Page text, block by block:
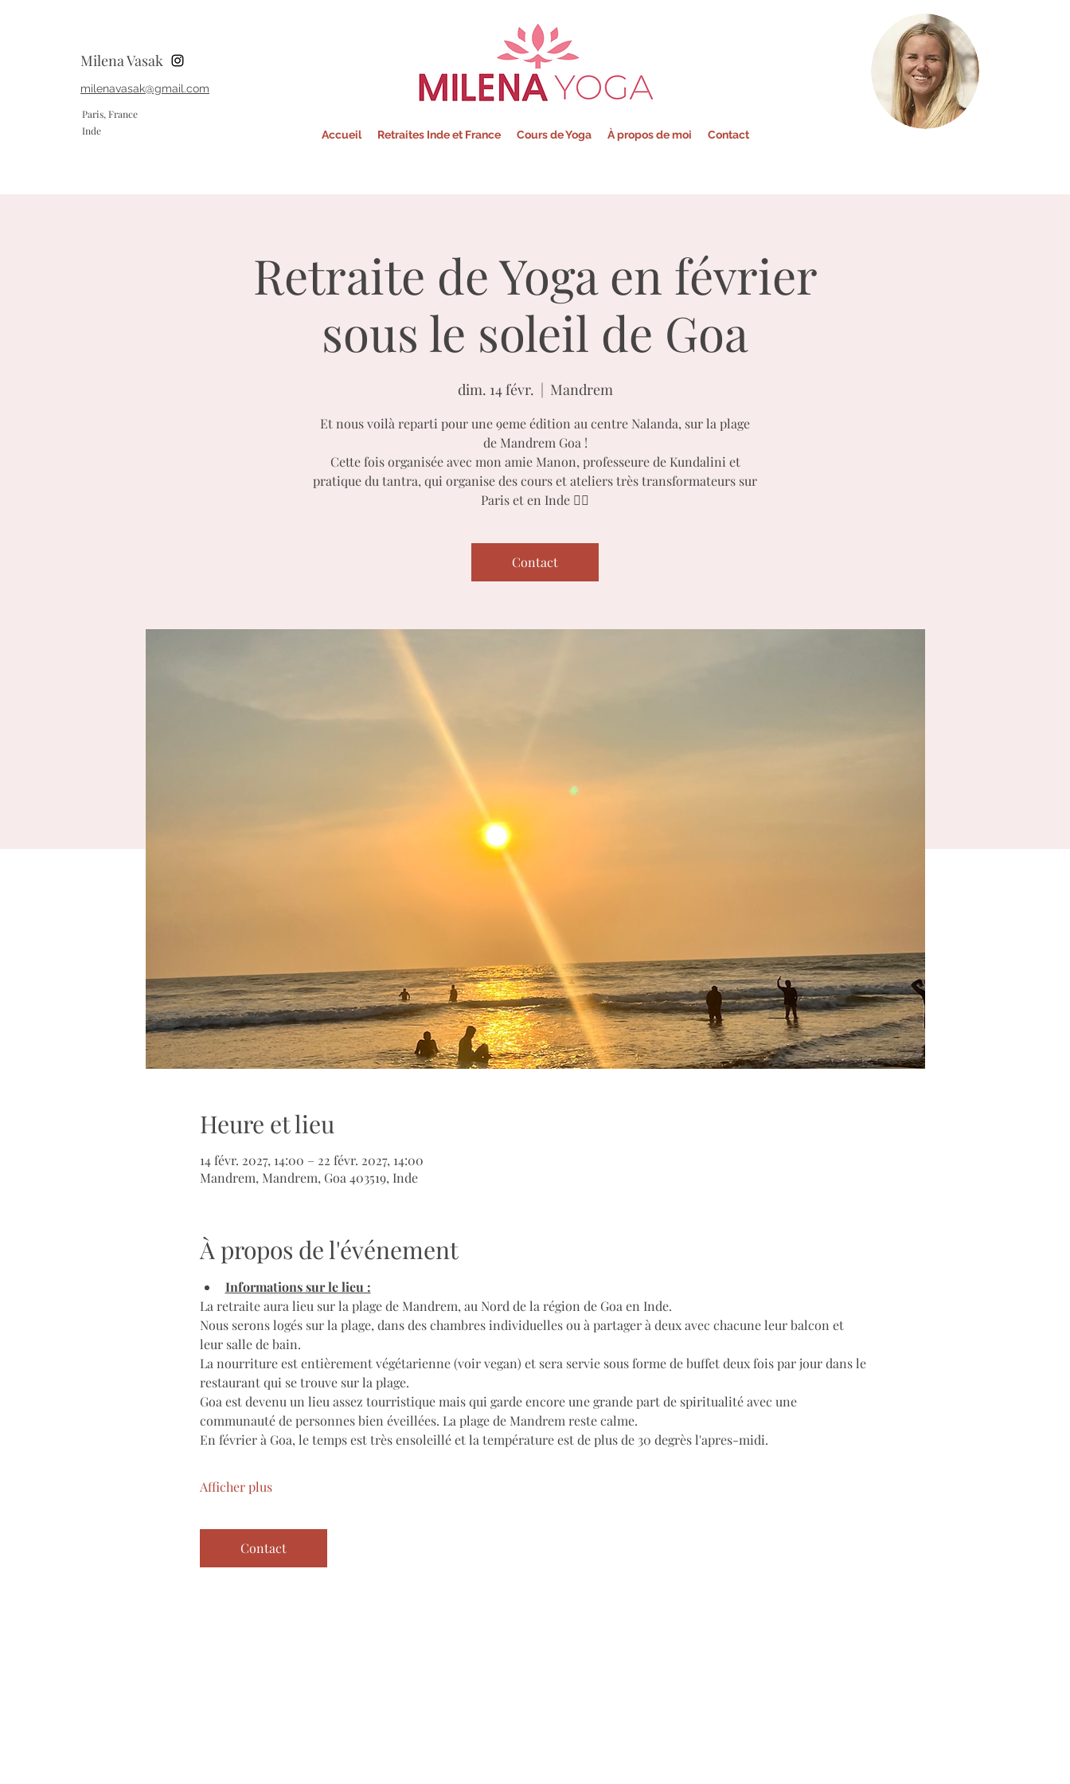
Milena Vasak Milena - Yoga
milenavasak@gmail.com
Paris, France
Inde
Accueil Retraites Inde et France Cours de Yoga À propos de moi Contact
Retraite de Yoga en février
sous le soleil de Goa
dim. 14 févr.
  |
Mandrem
Et nous voilà reparti pour une 9eme édition au centre Nalanda, sur la plage
de Mandrem Goa !
Cette fois organisée avec mon amie Manon, professeure de Kundalini et
pratique du tantra, qui organise des cours et ateliers très transformateurs sur
Paris et en Inde 🧘‍♀️
Contact
Heure et lieu
14 févr. 2027, 14:00 – 22 févr. 2027, 14:00
Mandrem, Mandrem, Goa 403519, Inde
À propos de l'événement
Informations sur le lieu :
La retraite aura lieu sur la plage de Mandrem, au Nord de la région de Goa en Inde.
Nous serons logés sur la plage, dans des chambres individuelles ou à partager à deux avec chacune leur balcon et
leur salle de bain.
La nourriture est entièrement végétarienne (voir vegan) et sera servie sous forme de buffet deux fois par jour dans le
restaurant qui se trouve sur la plage.
Goa est devenu un lieu assez tourristique mais qui garde encore une grande part de spiritualité avec une
communauté de personnes bien éveillées. La plage de Mandrem reste calme.
En février à Goa, le temps est très ensoleillé et la température est de plus de 30 degrès l'apres-midi.
Afficher plus
Contact